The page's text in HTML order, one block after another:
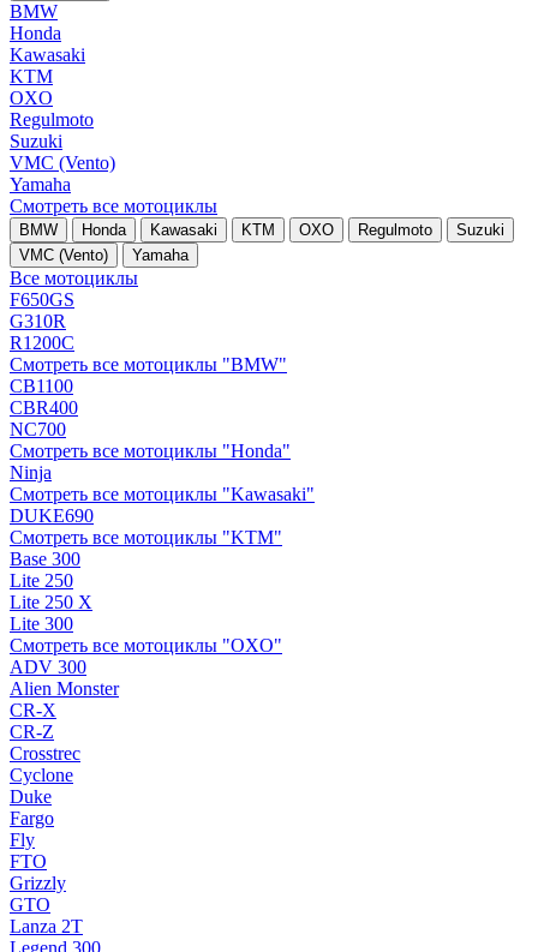
BMW
Honda
Kawasaki
KTM
OXO
Regulmoto
Suzuki
VMC (Vento)
Yamaha
Смотреть все мотоциклы
BMW Honda Kawasaki KTM OXO Regulmoto
Suzuki
VMC (Vento)
Yamaha
Все мотоциклы
F650GS
G310R
R1200C
Смотреть все мотоциклы "BMW"
CB1100
CBR400
NC700
Смотреть все мотоциклы "Honda"
Ninja
Смотреть все мотоциклы "Kawasaki"
DUKE690
Смотреть все мотоциклы "KTM"
Base 300
Lite 250
Lite 250 X
Lite 300
Смотреть все мотоциклы "OXO"
ADV 300
Alien Monster
CR-X
CR-Z
Crosstrec
Cyclone
Duke
Fargo
Fly
FTO
Grizzly
GTO
Lanza 2T